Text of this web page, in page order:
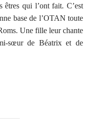
êtres qui l’ont fait. C’est
base de l’OTAN toute
Une fille leur chante
sœur de Béatrix et de